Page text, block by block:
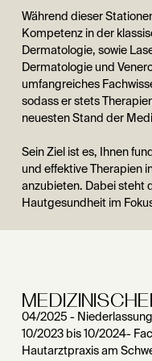
Während dieser
Kompetenz in der
Dermatologie, sowie
Dermatologie und
umfangreiches
sodass er stets
neuesten Stand der
Sein Ziel ist es, Ihnen
und effektive Therapien
anzubieten. Dabei steht
Hautgesundheit im
04/2025 -
10/2023 bis 10/2024-
Hautarztpraxis am